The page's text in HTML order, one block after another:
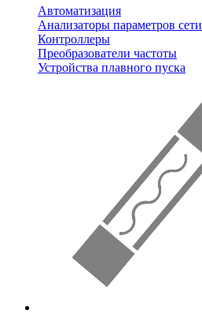
Автоматизация
Анализаторы параметров сети
Контроллеры
Преобразователи частоты
Устройства плавного пуска